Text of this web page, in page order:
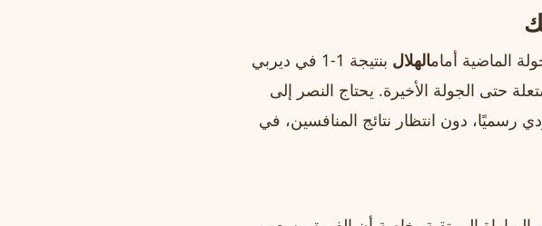
الماضية أمامالهلال
بنتيجة 1-1 في ديربي
حتى الجولة الأخيرة. يحتاج النصر إلى
دون انتظار نتائج المنافسين، في